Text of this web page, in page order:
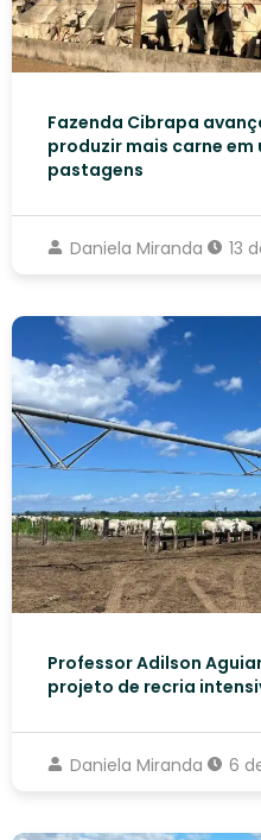
Fazenda Cibrapa
produzir mais carne em
pastagens
Daniela Miranda 13
Professor Adilson
projeto de recria
Daniela Miranda 6